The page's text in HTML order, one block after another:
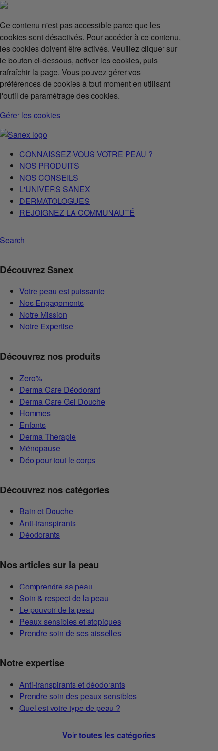
Ce contenu n'est pas accessible parce que les
cookies sont désactivés. Pour accéder à ce contenu,
les cookies doivent être activés. Veuillez cliquer sur
le bouton ci-dessous, activer les cookies, puis
rafraîchir la page. Vous pouvez gérer vos
préférences de cookies à tout moment en utilisant
l'outil de paramétrage des cookies.
Gérer les cookies
CONNAISSEZ-VOUS VOTRE PEAU ?
NOS PRODUITS
NOS CONSEILS
L'UNIVERS SANEX
DERMATOLOGUES
REJOIGNEZ LA COMMUNAUTÉ
Search
Découvrez Sanex
Votre peau est puissante
Nos Engagements
Notre Mission
Notre Expertise
Découvrez nos produits
Zero%
Derma Care Déodorant
Derma Care Gel Douche
Hommes
Enfants
Derma Therapie
Ménopause
Déo pour tout le corps
Découvrez nos catégories
Bain et Douche
Anti-transpirants
Déodorants
Nos articles sur la peau
Comprendre sa peau
Soin & respect de la peau
Le pouvoir de la peau
Peaux sensibles et atopiques
Prendre soin de ses aisselles
Notre expertise
Anti-transpirants et déodorants
Prendre soin des peaux sensibles
Quel est votre type de peau ?
Voir toutes les catégories